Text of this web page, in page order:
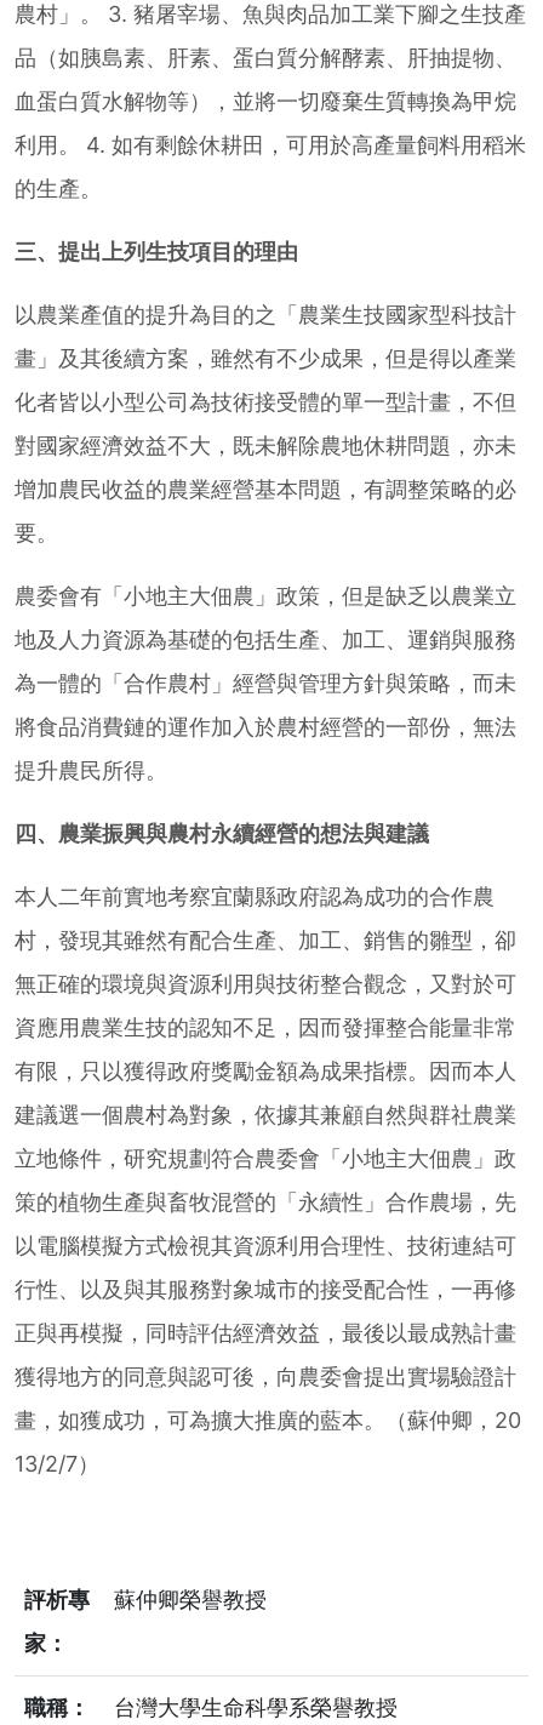
農村」。 3. 豬屠宰場、魚與肉品加工業下腳之生技產
品（如胰島素、肝素、蛋白質分解酵素、肝抽提物、
血蛋白質水解物等），並將一切廢棄生質轉換為甲烷
利用。 4. 如有剩餘休耕田，可用於高產量飼料用稻米
的生產。
三、提出上列生技項目的理由
以農業產值的提升為目的之「農業生技國家型科技計
畫」及其後續方案，雖然有不少成果，但是得以產業
化者皆以小型公司為技術接受體的單一型計畫，不但
對國家經濟效益不大，既未解除農地休耕問題，亦未
增加農民收益的農業經營基本問題，有調整策略的必
要。
農委會有「小地主大佃農」政策，但是缺乏以農業立
地及人力資源為基礎的包括生產、加工、運銷與服務
為一體的「合作農村」經營與管理方針與策略，而未
將食品消費鏈的運作加入於農村經營的一部份，無法
提升農民所得。
四、農業振興與農村永續經營的想法與建議
本人二年前實地考察宜蘭縣政府認為成功的合作農
村，發現其雖然有配合生產、加工、銷售的雛型，卻
無正確的環境與資源利用與技術整合觀念，又對於可
資應用農業生技的認知不足，因而發揮整合能量非常
有限，只以獲得政府獎勵金額為成果指標。因而本人
建議選一個農村為對象，依據其兼顧自然與群社農業
立地條件，研究規劃符合農委會「小地主大佃農」政
策的植物生產與畜牧混營的「永續性」合作農場，先
以電腦模擬方式檢視其資源利用合理性、技術連結可
行性、以及與其服務對象城市的接受配合性，一再修
正與再模擬，同時評估經濟效益，最後以最成熟計畫
獲得地方的同意與認可後，向農委會提出實場驗證計
畫，如獲成功，可為擴大推廣的藍本。（蘇仲卿，20
13/2/7）
評析專
家：
蘇仲卿榮譽教授
職稱： 台灣大學生命科學系榮譽教授